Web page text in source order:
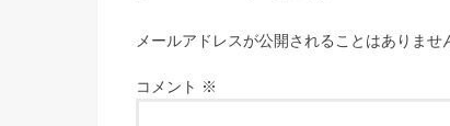
メールアドレスが公開されることはありませ
コメント ※